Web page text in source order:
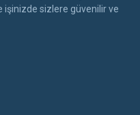
işinizde sizlere güvenilir ve